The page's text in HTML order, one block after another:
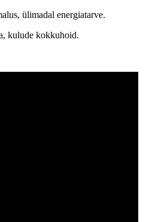
ülimadal energiatarve.
kulude kokkuhoid.